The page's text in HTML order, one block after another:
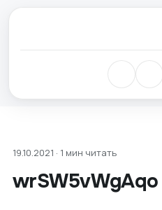
19.10.2021 · 1 мин читать
wrSW5vWgAqo